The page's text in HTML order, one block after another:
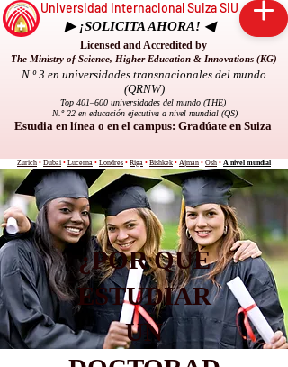
Universidad Internacional Suiza SIU
▶ ¡SOLICITA AHORA! ◀
Licensed and Accredited by
The Ministry of Science, Higher Education & Innovations (KG)
N.º 3 en universidades transnacionales del mundo
(QRNW)
Top 401–600 universidades del mundo (THE)
N.º 22 en educación ejecutiva a nivel mundial (QS)
Estudia en línea o en el campus: Gradúate en Suiza
Zurich • Dubai • Lucerna • Londres • Riga • Bishkek • Ajman • Osh • A nivel mundial
¿POR QUÉ
ESTUDIAR
UN